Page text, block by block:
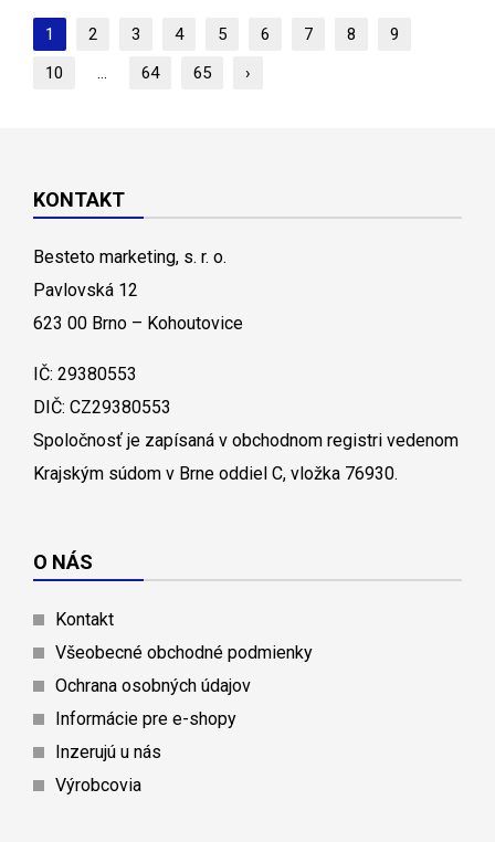
1 2 3 4 5 6 7 8
9
10
... 64 65 ›
KONTAKT
Besteto marketing, s. r. o.
Pavlovská 12
623 00 Brno – Kohoutovice
IČ: 29380553
DIČ: CZ29380553
Spoločnosť je zapísaná v obchodnom registri vedenom
Krajským súdom v Brne oddiel C, vložka 76930.
O NÁS
Kontakt
Všeobecné obchodné podmienky
Ochrana osobných údajov
Informácie pre e-shopy
Inzerujú u nás
Výrobcovia